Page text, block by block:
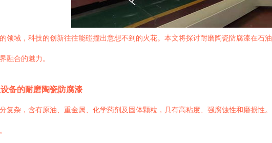
领域，科技的创新往往能碰撞出意想不到的火花。本文将探讨耐磨陶瓷防腐漆在石
融合的魅力。
备的耐磨陶瓷防腐漆
复杂，含有原油、重金属、化学药剂及固体颗粒，具有高粘度、强腐蚀性和磨损性